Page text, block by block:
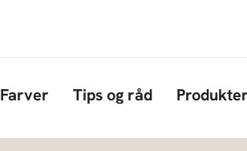
Farver Tips og råd Produkter